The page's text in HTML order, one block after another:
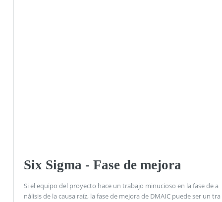
Six Sigma - Fase de mejora
Si el equipo del proyecto hace un trabajo minucioso en la fase de a
nálisis de la causa raíz, la fase de mejora de DMAIC puede ser un tra